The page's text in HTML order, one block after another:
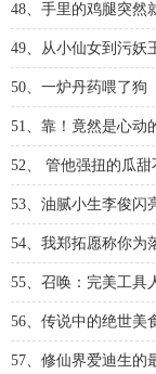
48、手里的鸡腿突然
49、从小仙女到污妖
50、一炉丹药喂了狗
51、靠！竟然是心动
52、 管他强扭的瓜
53、油腻小生李俊闪
54、我郑拓愿称你为
55、召唤：完美工具
56、传说中的绝世
57、修仙界爱迪生的